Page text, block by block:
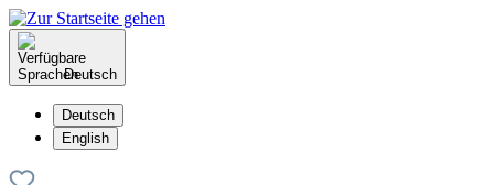
Deutsch
Deutsch
English